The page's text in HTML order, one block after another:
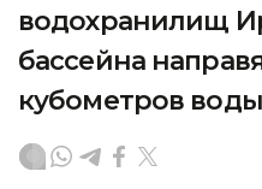
водохранилищ
бассейна
кубометров воды